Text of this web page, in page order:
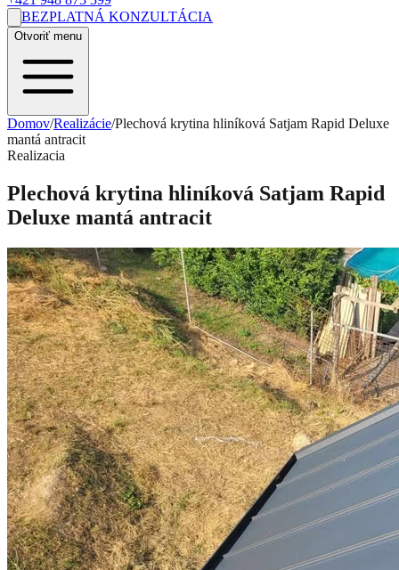
BEZPLATNÁ KONZULTÁCIA
Otvoriť menu
Domov/Realizácie/Plechová krytina hliníková Satjam Rapid Deluxe
mantá antracit
Realizacia
Plechová krytina hliníková Satjam Rapid
Deluxe mantá antracit